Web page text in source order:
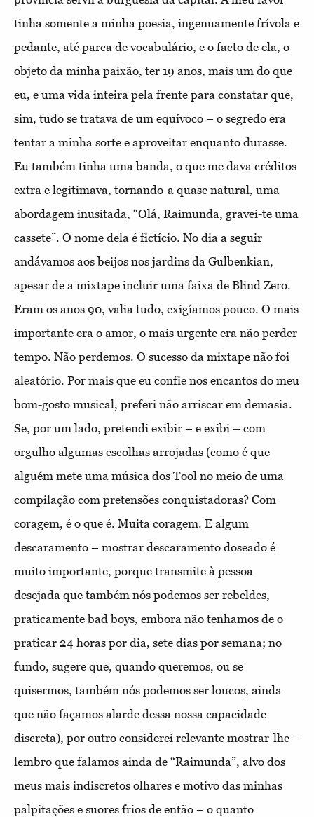
tinha somente a minha poesia, ingenuamente frívola e
pedante, até parca de vocabulário, e o facto de ela, o
objeto da minha paixão, ter 19 anos, mais um do que
eu, e uma vida inteira pela frente para constatar que,
sim, tudo se tratava de um equívoco – o segredo era
tentar a minha sorte e aproveitar enquanto durasse.
Eu também tinha uma banda, o que me dava créditos
extra e legitimava, tornando-a quase natural, uma
abordagem inusitada, “Olá, Raimunda, gravei-te uma
cassete”. O nome dela é fictício. No dia a seguir
andávamos aos beijos nos jardins da Gulbenkian,
apesar de a mixtape incluir uma faixa de Blind Zero.
Eram os anos 90, valia tudo, exigíamos pouco. O mais
importante era o amor, o mais urgente era não perder
tempo. Não perdemos. O sucesso da mixtape não foi
aleatório. Por mais que eu confie nos encantos do meu
bom-gosto musical, preferi não arriscar em demasia.
Se, por um lado, pretendi exibir – e exibi – com
orgulho algumas escolhas arrojadas (como é que
alguém mete uma música dos Tool no meio de uma
compilação com pretensões conquistadoras? Com
coragem, é o que é. Muita coragem. E algum
descaramento – mostrar descaramento doseado é
muito importante, porque transmite à pessoa
desejada que também nós podemos ser rebeldes,
praticamente bad boys, embora não tenhamos de o
praticar 24 horas por dia, sete dias por semana; no
fundo, sugere que, quando queremos, ou se
quisermos, também nós podemos ser loucos, ainda
que não façamos alarde dessa nossa capacidade
discreta), por outro considerei relevante mostrar-lhe –
lembro que falamos ainda de “Raimunda”, alvo dos
meus mais indiscretos olhares e motivo das minhas
palpitações e suores frios de então – o quanto